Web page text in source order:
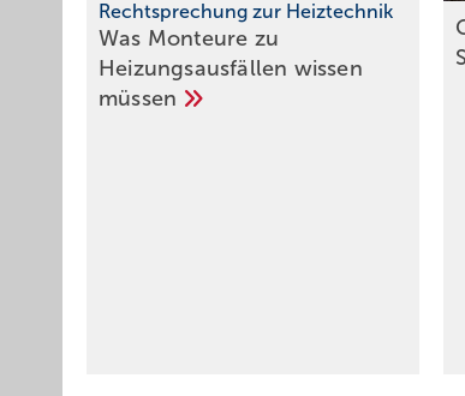
Rechtsprechung zur Heiztechnik
Was Monteure zu
Heizungsausfällen wissen
müssen